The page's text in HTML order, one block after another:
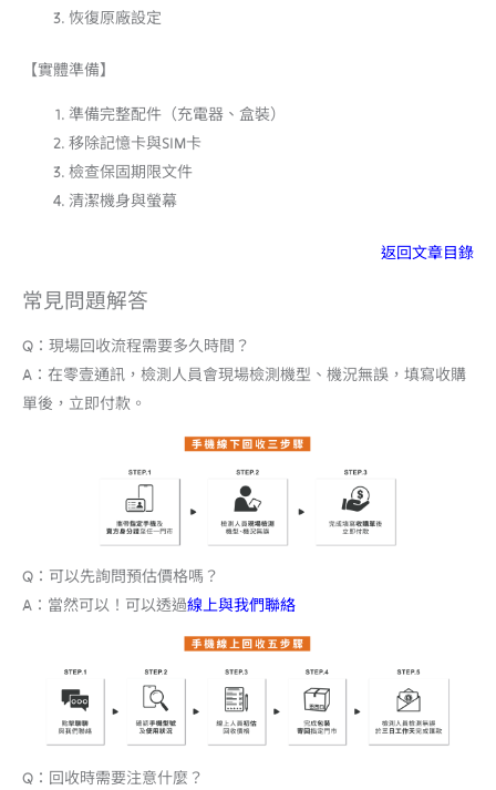
恢復原廠設定
【實體準備】
準備完整配件（充電器、盒裝）
移除記憶卡與SIM卡
檢查保固期限文件
清潔機身與螢幕
返回文章目錄
常見問題解答
Q：現場回收流程需要多久時間？
A：在零壹通訊，檢測人員會現場檢測機型、機況無誤，填寫收購
單後，立即付款。
Q：可以先詢問預估價格嗎？
A：當然可以！可以透過線上與我們聯絡
Q：回收時需要注意什麼？